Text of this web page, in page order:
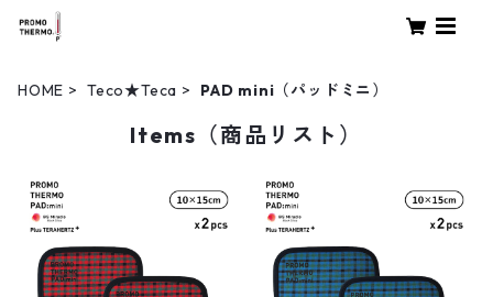
HOME Teco★Teca PAD mini（パッドミニ）
Items（商品リスト）